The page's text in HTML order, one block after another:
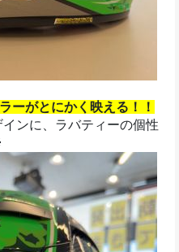
ーがとにかく映える！！
ンに、ラバティーの個性